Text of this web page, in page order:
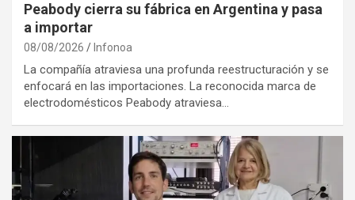
Peabody cierra su fábrica en Argentina y pasa
a importar
08/08/2026 Infonoa
La compañía atraviesa una profunda reestructuración y se
enfocará en las importaciones. La reconocida marca de
electrodomésticos Peabody atraviesa…